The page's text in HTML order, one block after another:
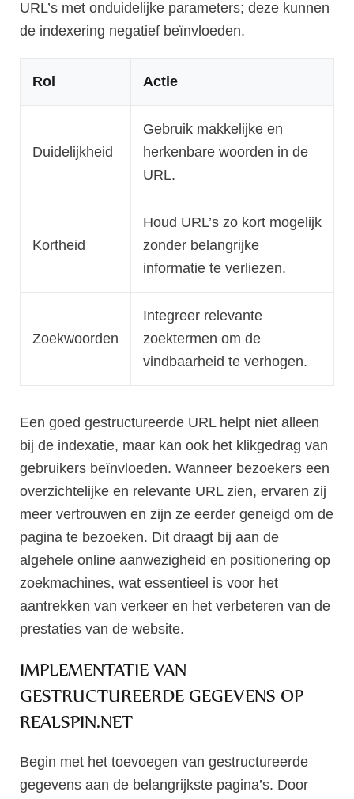
URL’s met onduidelijke parameters; deze kunnen
de indexering negatief beïnvloeden.
Rol Actie
Duidelijkheid
Gebruik makkelijke en
herkenbare woorden in de
URL.
Kortheid
Houd URL’s zo kort mogelijk
zonder belangrijke
informatie te verliezen.
Zoekwoorden
Integreer relevante
zoektermen om de
vindbaarheid te verhogen.
Een goed gestructureerde URL helpt niet alleen
bij de indexatie, maar kan ook het klikgedrag van
gebruikers beïnvloeden. Wanneer bezoekers een
overzichtelijke en relevante URL zien, ervaren zij
meer vertrouwen en zijn ze eerder geneigd om de
pagina te bezoeken. Dit draagt bij aan de
algehele online aanwezigheid en positionering op
zoekmachines, wat essentieel is voor het
aantrekken van verkeer en het verbeteren van de
prestaties van de website.
IMPLEMENTATIE VAN
GESTRUCTUREERDE GEGEVENS OP
REALSPIN.NET
Begin met het toevoegen van gestructureerde
gegevens aan de belangrijkste pagina’s. Door